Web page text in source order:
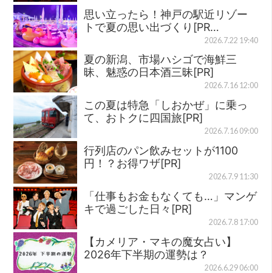
思い立ったら！神戸の駅近リゾー
トで夏の思い出づくり[PR…
2026.7.22 19:40
夏の新潟、市場ハシゴで海鮮三
昧、魅惑の日本酒三昧[PR]
2026.7.16 12:00
この夏は特急「しおかぜ」に乗っ
て、おトクに四国旅[PR]
2026.7.16 09:00
行列店のパン飲みセットが1100
円！？お得ワザ[PR]
2026.7.9 11:30
「仕事もお金もなくても…」マンゲ
キで過ごした日々[PR]
2026.7.8 17:00
【カメリア・マキの魔女占い】
2026年下半期の運勢は？
2026.6.29 06:00